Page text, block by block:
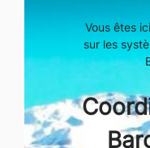
Vous êtes
sur les